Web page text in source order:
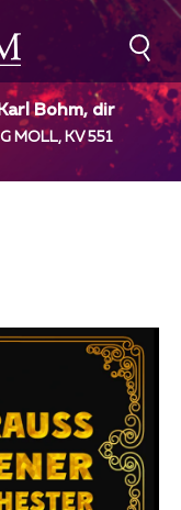
Bohm, dir
MOLL, KV 551